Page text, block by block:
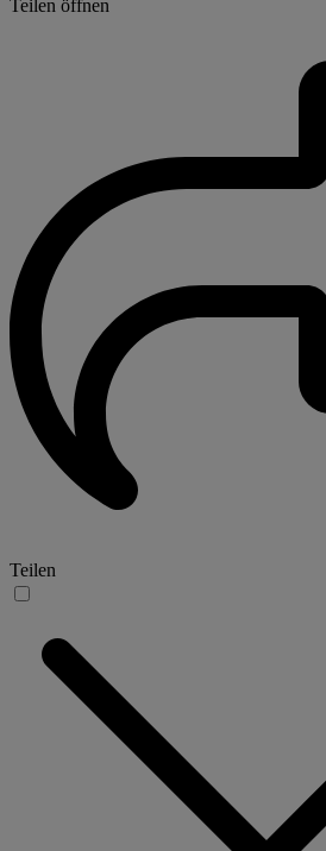
Teilen öffnen
Teilen